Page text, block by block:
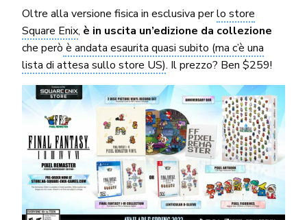
Oltre alla versione fisica in esclusiva perlo store
Square Enix, è in uscita un’edizione da collezione
che però è andata esaurita quasi subito (ma c’è una
lista di attesa sullo store US). Il prezzo? Ben $259!